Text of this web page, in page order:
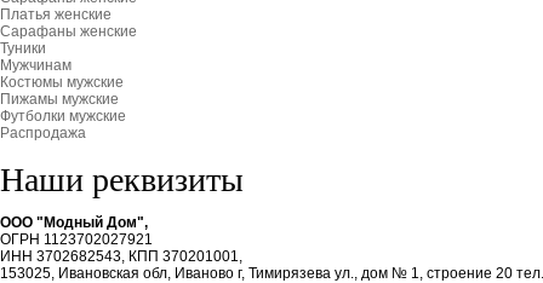
Платья женские
Сарафаны женские
Туники
Мужчинам
Костюмы мужские
Пижамы мужские
Футболки мужские
Распродажа
Наши реквизиты
ООО "Модный Дом",
ОГРН 1123702027921
ИНН 3702682543, КПП 370201001,
153025, Ивановская обл, Иваново г, Тимирязева ул., дом № 1, строение 20